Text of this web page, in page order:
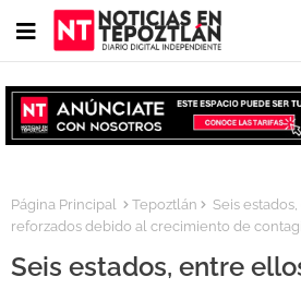
Página Principal Tepoztlán
Seis
reforzados debido al crecimiento de
Seis estados, entre